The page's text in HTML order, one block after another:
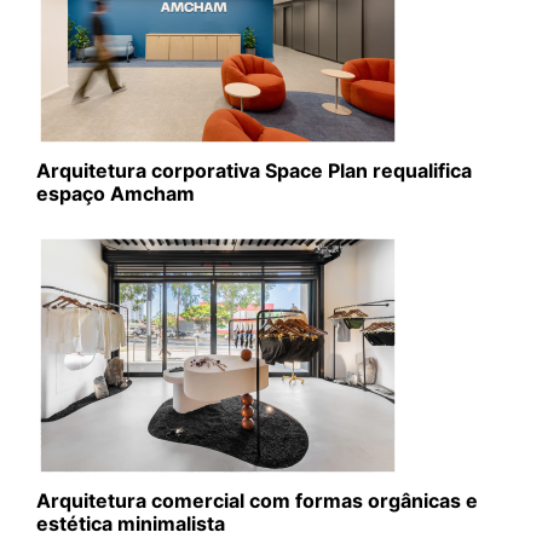
Arquitetura corporativa Space Plan requalifica
espaço Amcham
Arquitetura comercial com formas orgânicas e
estética minimalista